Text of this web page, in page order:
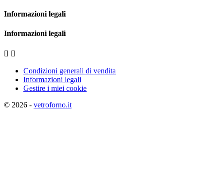
Informazioni legali
Informazioni legali
 
Condizioni generali di vendita
Informazioni legali
Gestire i miei cookie
© 2026 - vetroforno.it